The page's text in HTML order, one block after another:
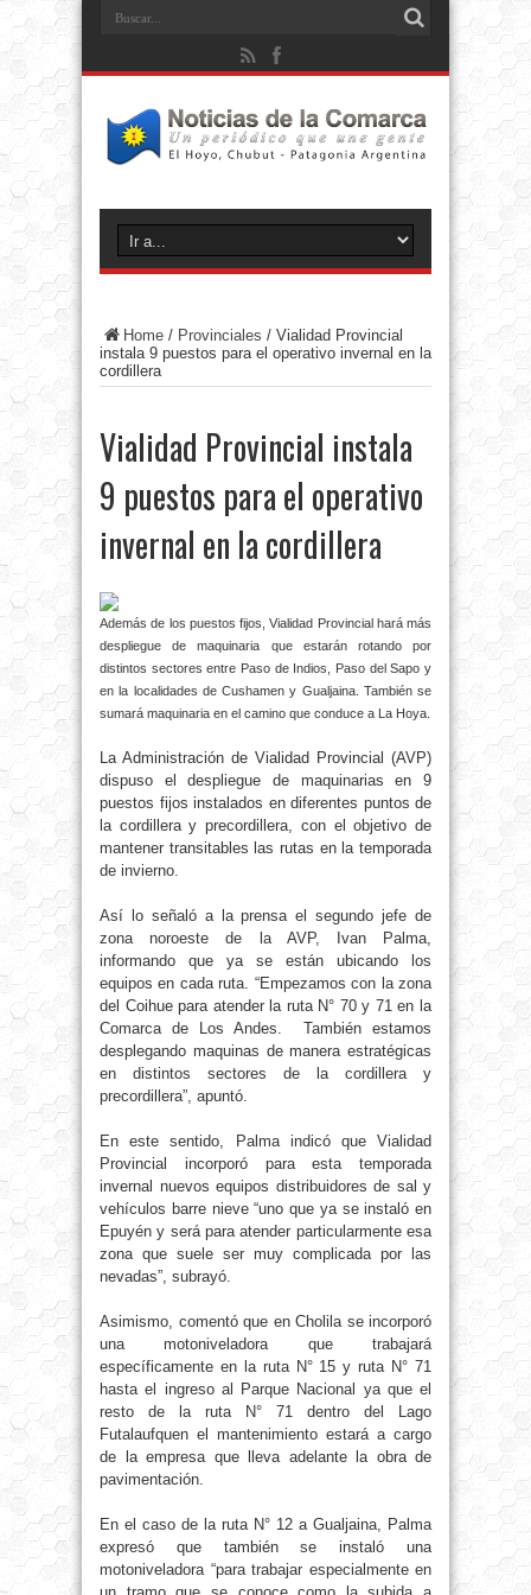
Home / Provinciales / Vialidad Provincial
instala 9 puestos para el operativo invernal en la
cordillera
Vialidad Provincial instala
9 puestos para el operativo
invernal en la cordillera
Además de los puestos fijos, Vialidad Provincial hará más
despliegue de maquinaria que estarán rotando por
distintos sectores entre Paso de Indios, Paso del Sapo y
en la localidades de Cushamen y Gualjaina. También se
sumará maquinaria en el camino que conduce a La Hoya.
La Administración de Vialidad Provincial (AVP)
dispuso el despliegue de maquinarias en 9
puestos fijos instalados en diferentes puntos de
la cordillera y precordillera, con el objetivo de
mantener transitables las rutas en la temporada
de invierno.
Así lo señaló a la prensa el segundo jefe de
zona noroeste de la AVP, Ivan Palma,
informando que ya se están ubicando los
equipos en cada ruta. “Empezamos con la zona
del Coihue para atender la ruta N° 70 y 71 en la
Comarca de Los Andes. También estamos
desplegando maquinas de manera estratégicas
en distintos sectores de la cordillera y
precordillera”, apuntó.
En este sentido, Palma indicó que Vialidad
Provincial incorporó para esta temporada
invernal nuevos equipos distribuidores de sal y
vehículos barre nieve “uno que ya se instaló en
Epuyén y será para atender particularmente esa
zona que suele ser muy complicada por las
nevadas”, subrayó.
Asimismo, comentó que en Cholila se incorporó
una motoniveladora que trabajará
específicamente en la ruta N° 15 y ruta N° 71
hasta el ingreso al Parque Nacional ya que el
resto de la ruta N° 71 dentro del Lago
Futalaufquen el mantenimiento estará a cargo
de la empresa que lleva adelante la obra de
pavimentación.
En el caso de la ruta N° 12 a Gualjaina, Palma
expresó que también se instaló una
motoniveladora “para trabajar especialmente en